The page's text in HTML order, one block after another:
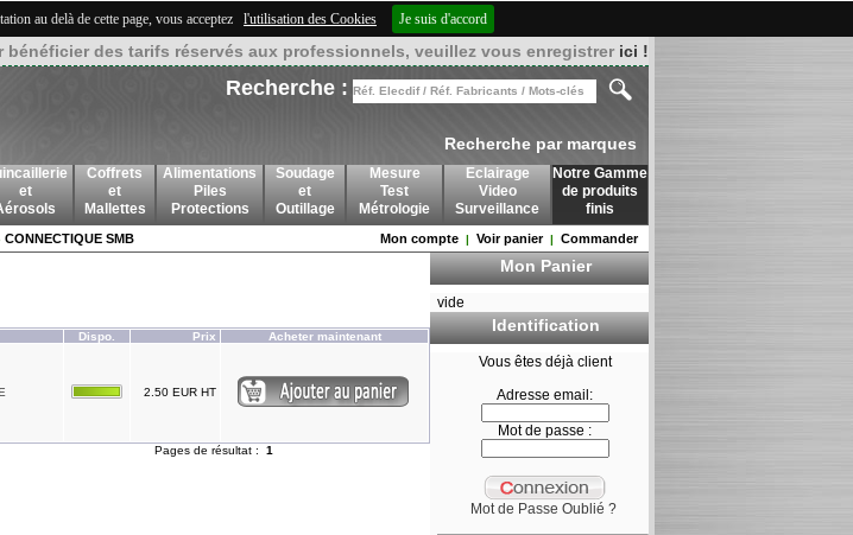
au delà de cette page, vous acceptez l'utilisation des Cookies Je suis d'accord
bénéficier des tarifs réservés aux professionnels, veuillez vous enregistrer ici !
Recherche :
Recherche par marques
et
Coffrets
et
Mallettes
Alimentations
Piles
Protections
Soudage
et
Outillage
Mesure
Test
Métrologie
Eclairage
Video
Surveillance
Notre Gamme
de produits
finis
CONNECTIQUE SMB Mon compte | Voir panier| Commander
Dispo. Prix Acheter maintenant
2.50 EUR HT
Pages de résultat : 1
Mon Panier
vide
Identification
Vous êtes déjà client
Adresse email:
Mot de passe :
Mot de Passe Oublié ?